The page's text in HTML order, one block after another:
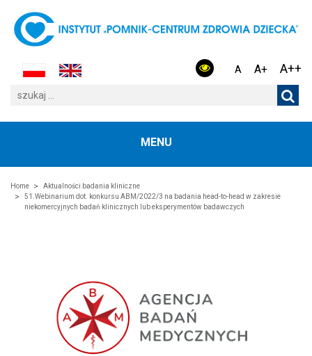
A A+ A++
MENU
Home
Aktualności badania kliniczne
51.Webinarium dot. konkursu ABM/2022/3 na badania head-to-head w zakresie
niekomercyjnych badań klinicznych lub eksperymentów badawczych